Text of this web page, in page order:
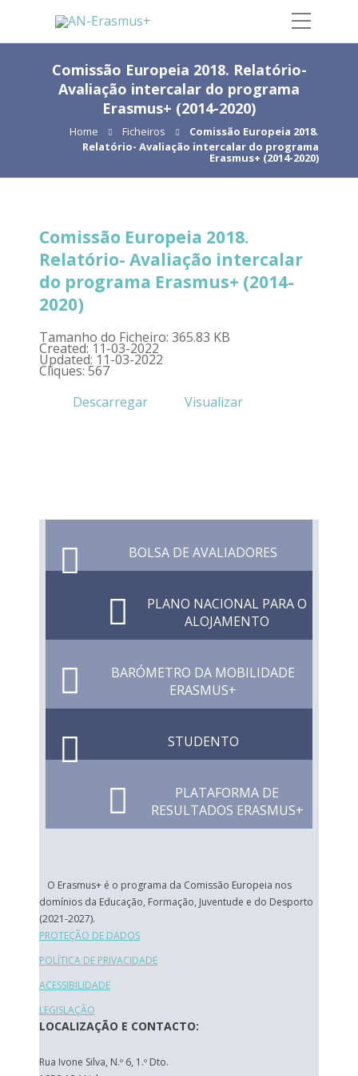
Comissão Europeia 2018. Relatório-
Avaliação intercalar do programa
Erasmus+ (2014-2020)
Home Ficheiros
Comissão Europeia 2018.
Relatório- Avaliação intercalar do programa
Erasmus+ (2014-2020)
Comissão Europeia 2018.
Relatório- Avaliação intercalar
do programa Erasmus+ (2014-
2020)
Tamanho do Ficheiro: 365.83 KB
Created: 11-03-2022
Updated: 11-03-2022
Cliques: 567
Descarregar
Visualizar
BOLSA DE AVALIADORES
PLANO NACIONAL PARA O
ALOJAMENTO
BARÓMETRO DA MOBILIDADE
ERASMUS+
STUDENTO
PLATAFORMA DE
RESULTADOS ERASMUS+
O Erasmus+ é o programa da Comissão Europeia nos
domínios da Educação, Formação, Juventude e do Desporto
(2021-2027).
PROTEÇÃO DE DADOS
POLÍTICA DE PRIVACIDADE
ACESSIBILIDADE
LEGISLAÇÃO
LOCALIZAÇÃO E CONTACTO:
Rua Ivone Silva, N.º 6, 1.º Dto.